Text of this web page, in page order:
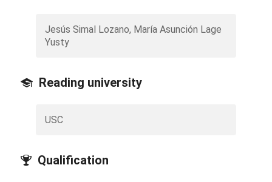
Jesús Simal Lozano, María Asunción Lage
Yusty
Reading university
USC
Qualification